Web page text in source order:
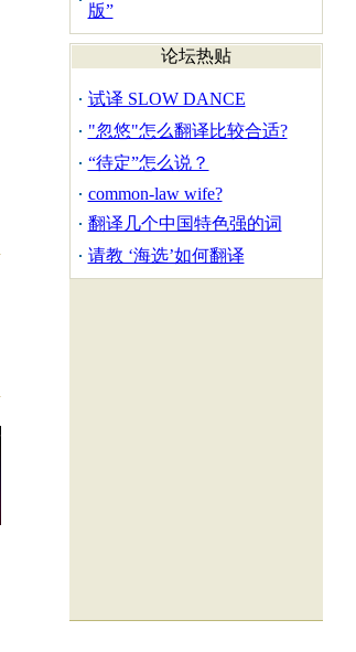
版”
论坛热贴
试译 SLOW DANCE
"忽悠"怎么翻译比较合适?
“待定”怎么说？
common-law wife?
翻译几个中国特色强的词
请教 ‘海选’如何翻译